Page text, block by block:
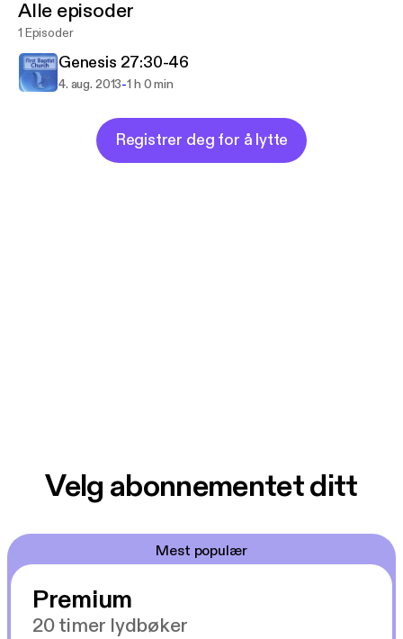
Alle episoder
1 Episoder
Genesis 27:30-46
4. aug. 2013-1 h 0 min
Registrer deg for å lytte
Velg abonnementet ditt
Mest populær
Premium
20 timer lydbøker